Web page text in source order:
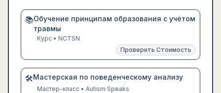
📚Обучение принципам образования с учётом
травмы
Курс • NCTSN
Проверить Стоимость
🛠️Мастерская по поведенческому анализу
Мастер-класс • Autism Speaks